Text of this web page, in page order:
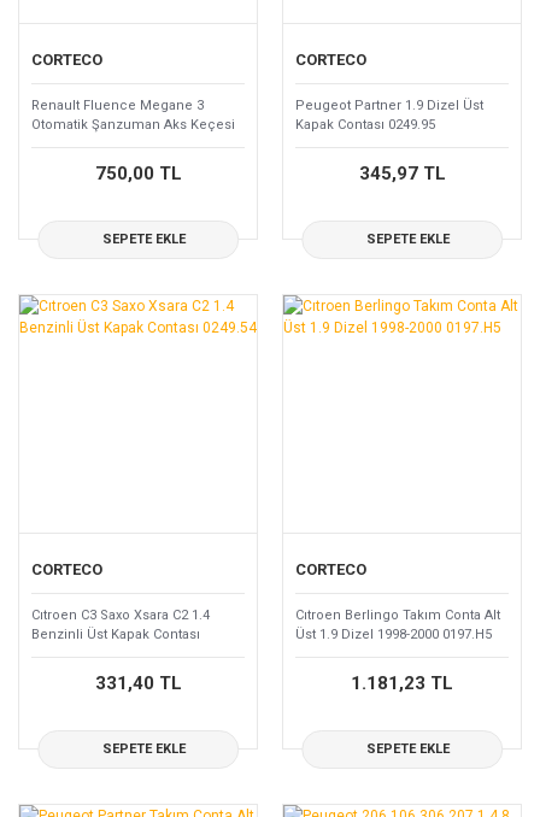
CORTECO
Renault Fluence Megane 3
Otomatik Şanzuman Aks Keçesi
383427234R
750,00 TL
SEPETE EKLE
CORTECO
Peugeot Partner 1.9 Dizel Üst
Kapak Contası 0249.95
345,97 TL
SEPETE EKLE
CORTECO
Cıtroen C3 Saxo Xsara C2 1.4
Benzinli Üst Kapak Contası
0249.54
331,40 TL
SEPETE EKLE
CORTECO
Cıtroen Berlingo Takım Conta Alt
Üst 1.9 Dizel 1998-2000 0197.H5
1.181,23 TL
SEPETE EKLE